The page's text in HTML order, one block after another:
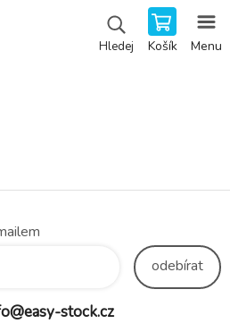
Hledej Košík Menu
odebírat
stock.cz